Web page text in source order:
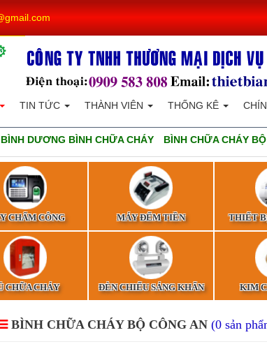
TIN TỨC THÀNH VIÊN THỐNG KÊ
BÌNH DƯƠNG BÌNH CHỮA CHÁY BÌNH CHỮA CHÁY
CHẤM CÔNG MÁY ĐẾM TIỀN THIẾT
CHỮA CHÁY
ĐÈN CHIẾU SÁNG KHẨN
KIM
BÌNH CHỮA CHÁY BỘ CÔNG AN (0 sản